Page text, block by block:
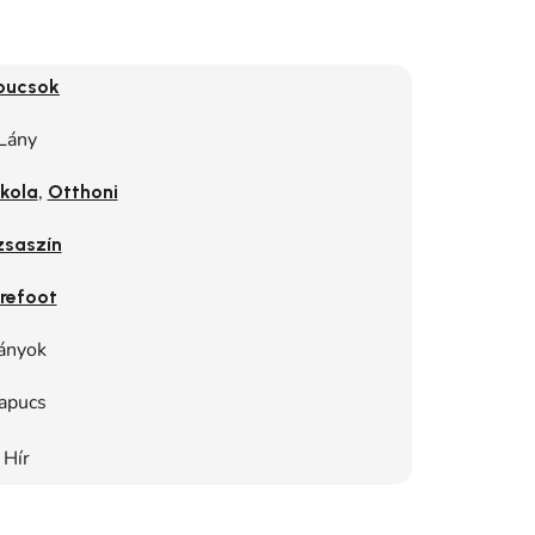
, Otthoni
Hír